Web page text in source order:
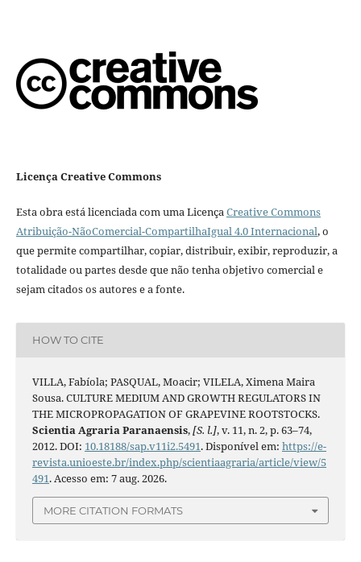
Licença Creative Commons
Esta obra está licenciada com uma LicençaCreative Commons
Atribuição-NãoComercial-CompartilhaIgual 4.0 Internacional, o
que permite compartilhar, copiar, distribuir, exibir, reproduzir, a
totalidade ou partes desde que não tenha objetivo comercial e
sejam citados os autores e a fonte.
HOW TO CITE
VILLA, Fabíola; PASQUAL, Moacir; VILELA, Ximena Maira
Sousa. CULTURE MEDIUM AND GROWTH REGULATORS IN
THE MICROPROPAGATION OF GRAPEVINE ROOTSTOCKS.
Scientia Agraria Paranaensis,[S. l.], v. 11, n. 2, p. 63–74,
2012. DOI: 10.18188/sap.v11i2.5491. Disponível em: https://e-
revista.unioeste.br/index.php/scientiaagraria/article/view/5
491. Acesso em: 7 aug. 2026.
MORE CITATION FORMATS